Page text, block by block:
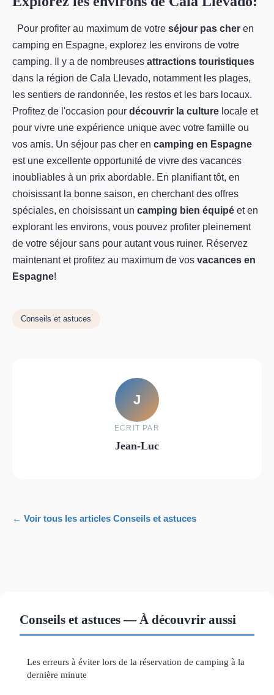
Pour profiter au maximum de votre séjour pas cher en
camping en Espagne, explorez les environs de votre
camping. Il y a de nombreuses attractions touristiques
dans la région de Cala Llevado, notamment les plages,
les sentiers de randonnée, les restos et les bars locaux.
Profitez de l'occasion pour découvrir la culture locale et
pour vivre une expérience unique avec votre famille ou
vos amis. Un séjour pas cher en camping en Espagne
est une excellente opportunité de vivre des vacances
inoubliables à un prix abordable. En planifiant tôt, en
choisissant la bonne saison, en cherchant des offres
spéciales, en choisissant un camping bien équipé et en
explorant les environs, vous pouvez profiter pleinement
de votre séjour sans pour autant vous ruiner. Réservez
maintenant et profitez au maximum de vos vacances en
Espagne!
Conseils et astuces
J
ECRIT PAR
Jean-Luc
← Voir tous les articles Conseils et astuces
Conseils et astuces — À découvrir aussi
Les erreurs à éviter lors de la réservation de camping à la
dernière minute